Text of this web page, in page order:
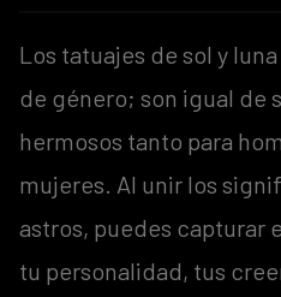
Los tatuajes de sol y
de género; son igual de
hermosos tanto para
mujeres. Al unir los
astros, puedes capturar
tu personalidad, tus